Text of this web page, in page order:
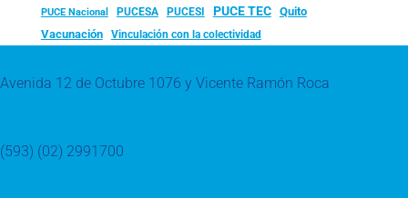
PUCE Nacional PUCESA PUCESI PUCE TEC
Quito
Vacunación
Vinculación con la colectividad
Avenida 12 de Octubre 1076 y Vicente Ramón Roca
(593) (02) 2991700